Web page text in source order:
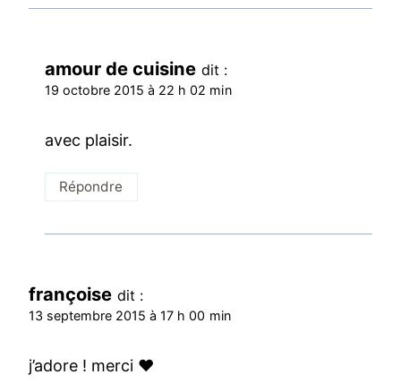
amour de cuisine dit :
19 octobre 2015 à 22 h 02 min
avec plaisir.
Répondre
françoise dit :
13 septembre 2015 à 17 h 00 min
j’adore ! merci ♥